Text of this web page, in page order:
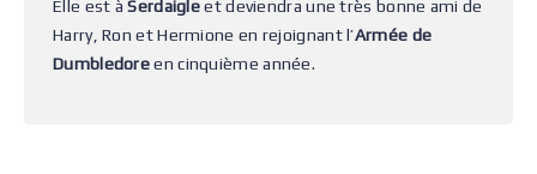
Elle est àSerdaigleet deviendra une très bonne ami de
Harry, Ron et Hermione en rejoignant l’Armée de
Dumbledoreen cinquième année.